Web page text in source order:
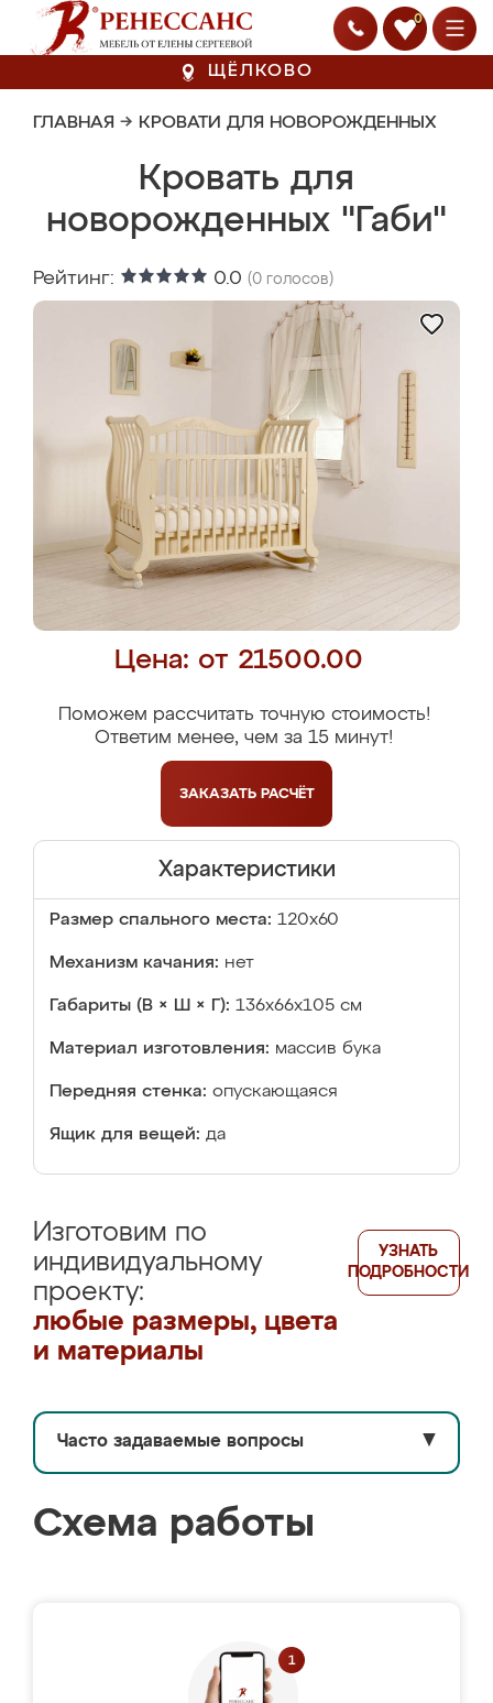
0
ЩЁЛКОВО
ГЛАВНАЯ → КРОВАТИ ДЛЯ НОВОРОЖДЕННЫХ
Кровать для
новорожденных "Габи"
Рейтинг: 0.0 (0 голосов)
Цена: от 21500.00
Поможем рассчитать точную стоимость!
Ответим менее, чем за 15 минут!
ЗАКАЗАТЬ РАСЧЁТ
Характеристики
Размер спального места: 120x60
Механизм качания: нет
Габариты (В × Ш × Г): 136x66x105 см
Материал изготовления: массив бука
Передняя стенка: опускающаяся
Ящик для вещей: да
Изготовим по
индивидуальному
проекту:
любые размеры, цвета
и материалы
УЗНАТЬ
ПОДРОБНОСТИ
Часто задаваемые вопросы ▼
Схема работы